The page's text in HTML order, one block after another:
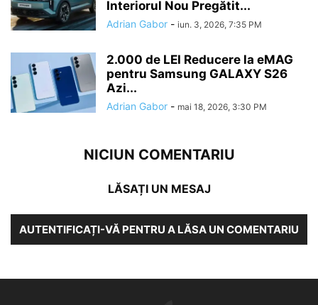
Interiorul Nou Pregătit...
Adrian Gabor - iun. 3, 2026, 7:35 PM
2.000 de LEI Reducere la eMAG
pentru Samsung GALAXY S26
Azi...
Adrian Gabor - mai 18, 2026, 3:30 PM
NICIUN COMENTARIU
LĂSAȚI UN MESAJ
AUTENTIFICAȚI-VĂ PENTRU A LĂSA UN COMENTARIU